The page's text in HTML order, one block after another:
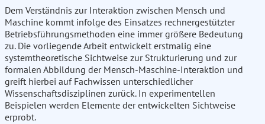
Dem Verständnis zur Interaktion zwischen Mensch und
Maschine kommt infolge des Einsatzes rechnergestützter
Betriebsführungsmethoden eine immer größere Bedeutung
zu. Die vorliegende Arbeit entwickelt erstmalig eine
systemtheoretische Sichtweise zur Strukturierung und zur
formalen Abbildung der Mensch-Maschine-Interaktion und
greift hierbei auf Fachwissen unterschiedlicher
Wissenschaftsdisziplinen zurück. In experimentellen
Beispielen werden Elemente der entwickelten Sichtweise
erprobt.